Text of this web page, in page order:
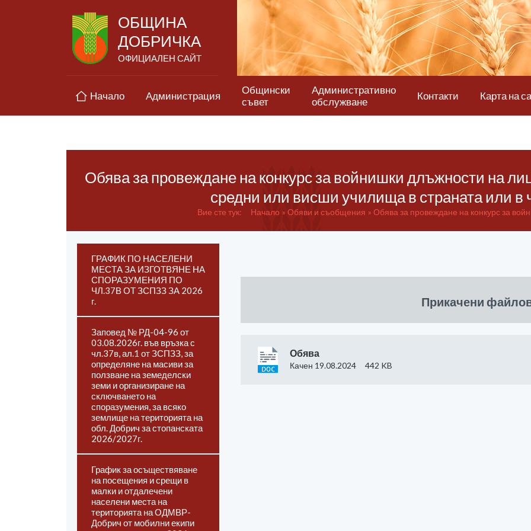
ОБЩИНА
ДОБРИЧКА
ОФИЦИАЛЕН САЙТ
Начало Администрация
Общински
съвет
Административно
обслужване
Контакти Карта на
Обява за провеждане на конкурс за войнишки длъжности на
средни или висши училища в страната или в
Вие сте тук: Начало Обяви и съобщения Обява за провеждане на конкурс за
ГРАФИК ПО НАСЕЛЕНИ
МЕСТА ЗА ИЗГОТВЯНЕ НА
СПОРАЗУМЕНИЯ ПО
ЧЛ.37В ОТ ЗСПЗЗ ЗА 2026
г.
Заповед № РД-04-96 от
03.08.2026г. във връзка с
чл.37в, ал.1 от ЗСПЗЗ, за
определяне на масиви за
ползване на земеделски
земи и организиране на
сключването на
споразумения, за всяко
землище на територията на
обл. Добрич за стопанската
2026/2027г.
График за осъществяване
на посещения и срещи в
малки и отдалечени
населени места на
територията на ОДМВР-
Добрич от мобилни екипи
Прикачени
Обява
Качен 19.08.2024 442 KB